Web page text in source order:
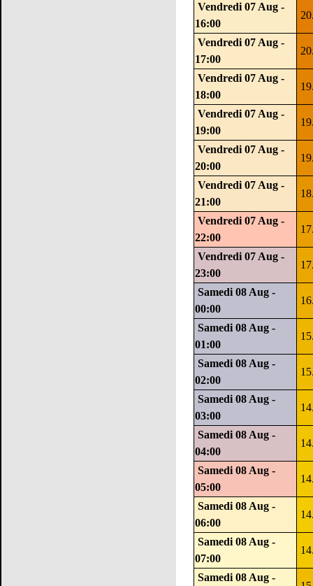
Vendredi 07 Aug -
16:00
Vendredi 07 Aug -
17:00
Vendredi 07 Aug -
18:00
Vendredi 07 Aug -
19:00
Vendredi 07 Aug -
20:00
Vendredi 07 Aug -
21:00
Vendredi 07 Aug -
22:00
Vendredi 07 Aug -
23:00
Samedi 08 Aug -
00:00
Samedi 08 Aug -
01:00
Samedi 08 Aug -
02:00
Samedi 08 Aug -
03:00
Samedi 08 Aug -
04:00
Samedi 08 Aug -
05:00
Samedi 08 Aug -
06:00
Samedi 08 Aug -
07:00
Samedi 08 Aug -